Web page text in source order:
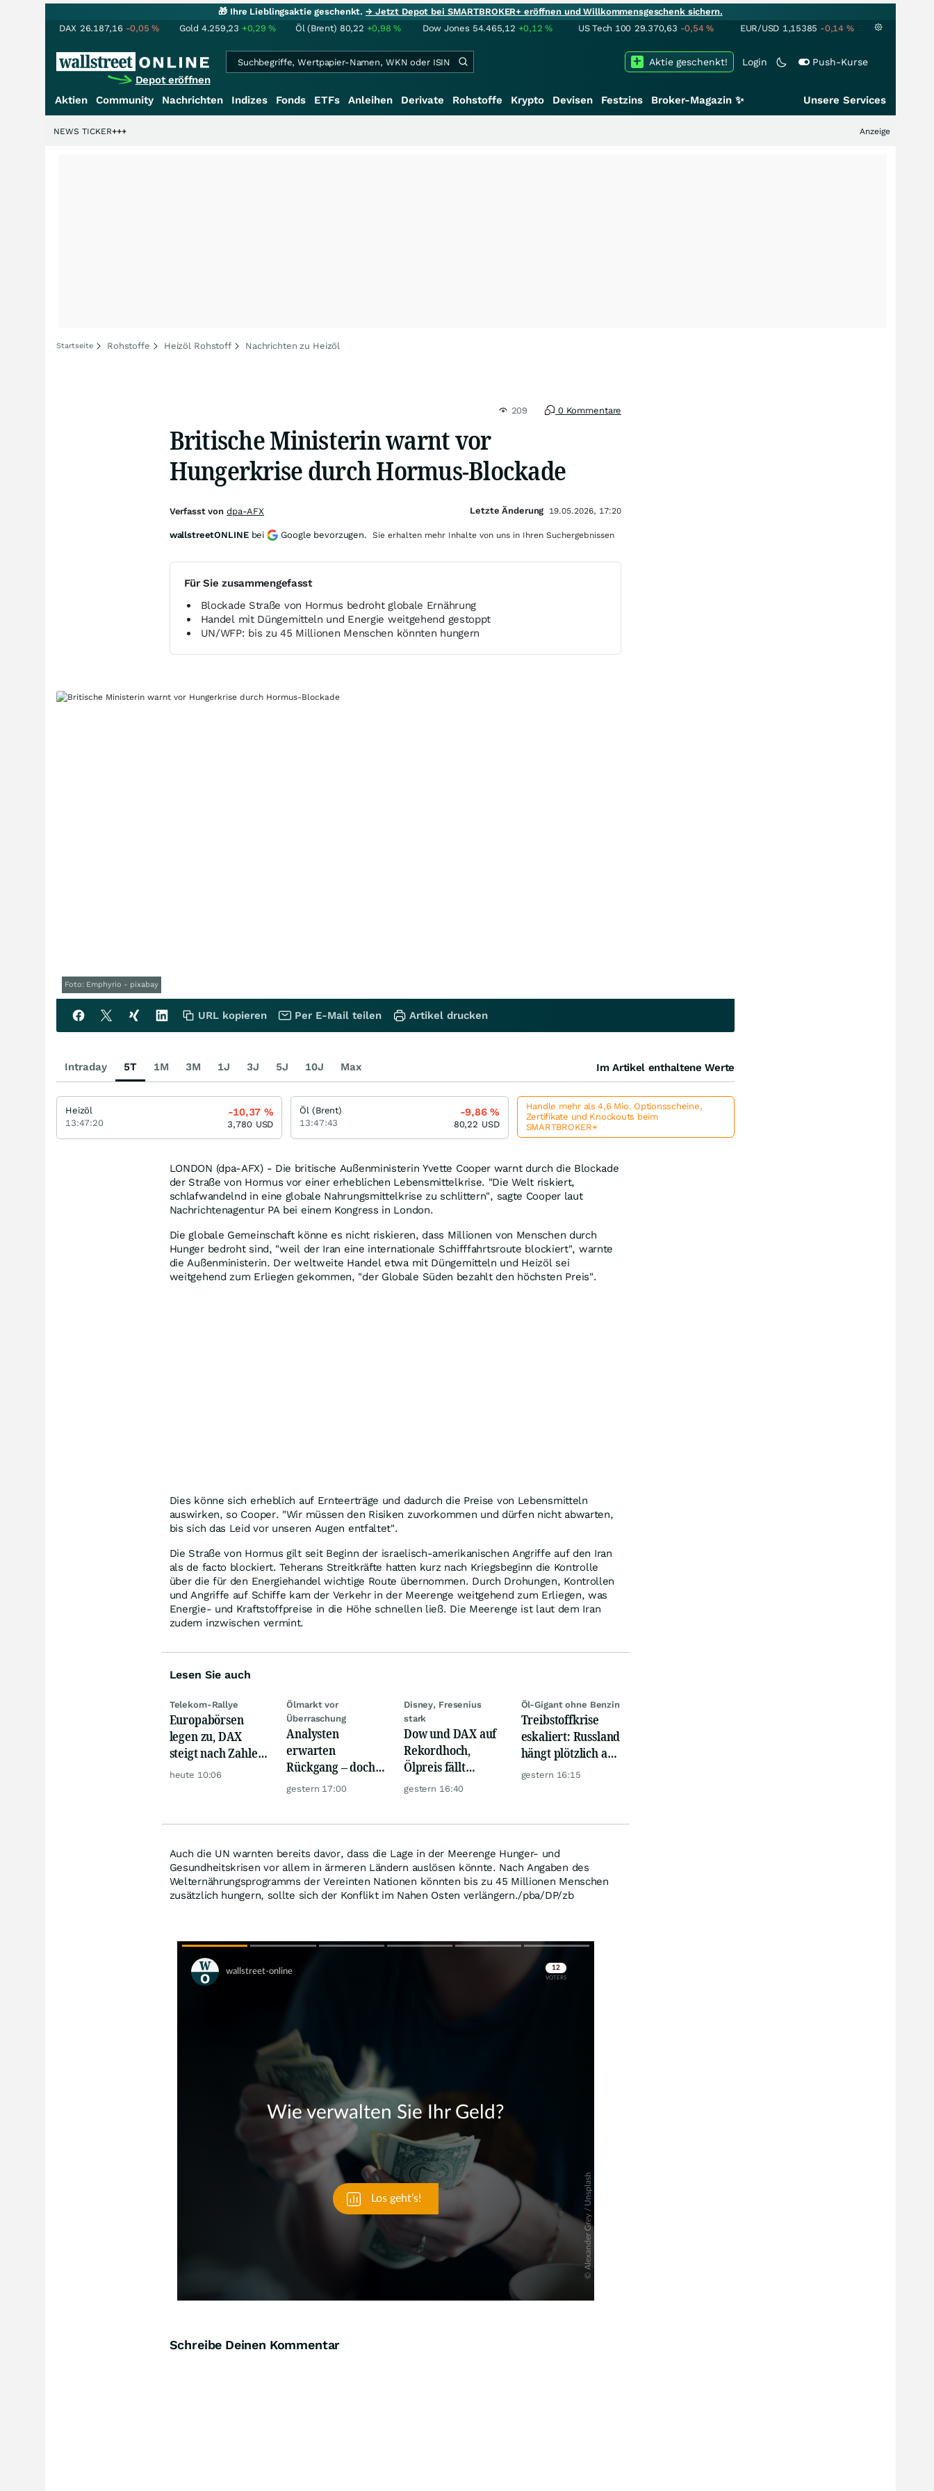
🎁 Ihre Lieblingsaktie geschenkt.→ Jetzt Depot bei SMARTBROKER+ eröffnen und Willkommensgeschenk sichern.
DAX 26.187,16 -0,05% Gold 4.259,23 +0,29% Öl (Brent) 80,22 +0,98% Dow Jones 54.465,12 +0,12% US Tech 100 29.370,63 -0,54% EUR/USD 1,15385 -0,14 %
Depot eröffnen
Login Push-Kurse
Aktie geschenkt!
Aktien Community Nachrichten Indizes Fonds ETFs Anleihen Derivate Rohstoffe Krypto Devisen Festzins Broker-Magazin ✨ Unsere Services
+++ Anzeige
NEWS TICKER
Startseite Rohstoffe Heizöl Rohstoff Nachrichten zu Heizöl
209 0 Kommentare
Britische Ministerin warnt vor
Hungerkrise durch Hormus-Blockade
Für Sie zusammengefasst
Blockade Straße von Hormus bedroht globale Ernährung
Handel mit Düngemitteln und Energie weitgehend gestoppt
UN/WFP: bis zu 45 Millionen Menschen könnten hungern
Foto: Emphyrio - pixabay
LONDON (dpa-AFX) - Die britische Außenministerin Yvette Cooper warnt durch die Blockade
der Straße von Hormus vor einer erheblichen Lebensmittelkrise. "Die Welt riskiert,
schlafwandelnd in eine globale Nahrungsmittelkrise zu schlittern", sagte Cooper laut
Nachrichtenagentur PA bei einem Kongress in London.
Die globale Gemeinschaft könne es nicht riskieren, dass Millionen von Menschen durch
Hunger bedroht sind, "weil der Iran eine internationale Schifffahrtsroute blockiert", warnte
die Außenministerin. Der weltweite Handel etwa mit Düngemitteln und Heizöl sei
weitgehend zum Erliegen gekommen, "der Globale Süden bezahlt den höchsten Preis".
Dies könne sich erheblich auf Ernteerträge und dadurch die Preise von Lebensmitteln
auswirken, so Cooper. "Wir müssen den Risiken zuvorkommen und dürfen nicht abwarten,
bis sich das Leid vor unseren Augen entfaltet".
Die Straße von Hormus gilt seit Beginn der israelisch-amerikanischen Angriffe auf den Iran
als de facto blockiert. Teherans Streitkräfte hatten kurz nach Kriegsbeginn die Kontrolle
über die für den Energiehandel wichtige Route übernommen. Durch Drohungen, Kontrollen
und Angriffe auf Schiffe kam der Verkehr in der Meerenge weitgehend zum Erliegen, was
Energie- und Kraftstoffpreise in die Höhe schnellen ließ. Die Meerenge ist laut dem Iran
zudem inzwischen vermint.
Lesen Sie auch
Telekom-Rallye
Europabörsen
legen zu, DAX
steigt nach Zahlen
von Rheinmetall,
heute 10:06
Ölmarkt vor
Überraschung
Analysten
erwarten
Rückgang – doch
diese Daten
gestern 17:00
Disney, Fresenius
stark
Dow und DAX auf
Rekordhoch,
Ölpreis fällt
weiter, Gold legt
gestern 16:40
Öl-Gigant ohne Benzin
Treibstoffkrise
eskaliert: Russland
hängt plötzlich an
Belarus
gestern 16:15
Auch die UN warnten bereits davor, dass die Lage in der Meerenge Hunger- und
Gesundheitskrisen vor allem in ärmeren Ländern auslösen könnte. Nach Angaben des
Welternährungsprogramms der Vereinten Nationen könnten bis zu 45 Millionen Menschen
zusätzlich hungern, sollte sich der Konflikt im Nahen Osten verlängern./pba/DP/zb
Skip
Schreibe Deinen Kommentar
Verfasst von dpa-AFX Letzte Änderung 19.05.2026, 17:20
wallstreetONLINE bei Google bevorzugen. Sie erhalten mehr Inhalte von uns in Ihren Suchergebnissen
URL kopieren Per E-Mail teilen Artikel drucken
Intraday 5T 1M 3M 1J 3J 5J 10J Max Im Artikel enthaltene Werte
Heizöl
13:47:20
-10,37 %
3,780 USD
Öl (Brent)
13:47:43
-9,86 %
80,22 USD
Handle mehr als 4,6 Mio. Optionsscheine,
Zertifikate und Knockouts beim
SMARTBROKER+